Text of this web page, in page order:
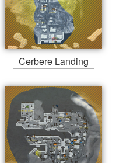
Cerbere Landing